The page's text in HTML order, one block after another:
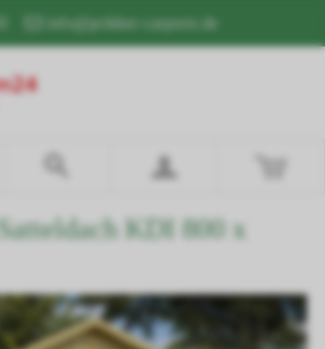
info@prikker-carports.de
KDI 800 x